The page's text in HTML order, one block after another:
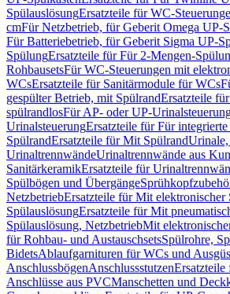
SpülauslösungErsatzteile für WC-
cmFür Netzbetrieb, für Geberit Omega UP-
Für Batteriebetrieb, für Geberit Sigma UP-
SpülungErsatzteile für Für 2-Mengen-
RohbausetsFür WC-Steuerungen mit
WCsErsatzteile für Sanitärmodule für WCs
gespülter Betrieb, mit SpülrandErsatzteile
spülrandlosFür AP- oder UP-
UrinalsteuerungErsatzteile für Für
SpülrandErsatzteile für Mit SpülrandUrinale,
UrinaltrennwändeUrinaltrennwände aus
SanitärkeramikErsatzteile für
Spülbögen und Übergänge
NetzbetriebErsatzteile für Mit elektronischer
SpülauslösungErsatzteile für Mit
Spülauslösung, NetzbetriebMit
für Rohbau- und AustauschsetsSpülrohre,
BidetsAblaufgarnituren für WCs und
AnschlussbögenAnschlussstutzenErsatzteile
Anschlüsse aus PVCManschetten und